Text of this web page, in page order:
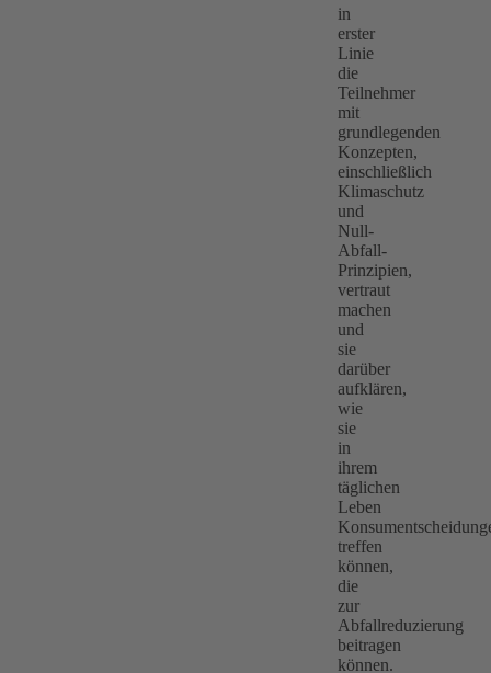
in
erster
Linie
die
Teilnehmer
mit
grundlegenden
Konzepten,
einschließlich
Klimaschutz
und
Null-
Abfall-
Prinzipien,
vertraut
machen
und
sie
darüber
aufklären,
wie
sie
in
ihrem
täglichen
Leben
treffen
können,
die
zur
Abfallreduzierung
beitragen
können.